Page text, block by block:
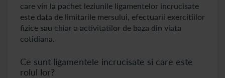
care vin la pachet leziunile ligamentelor incrucisate
este data de limitarile mersului, efectuarii exercitiilor
fizice sau chiar a activitatilor de baza din viata
cotidiana.
Ce sunt ligamentele incrucisate si care este
rolul lor?